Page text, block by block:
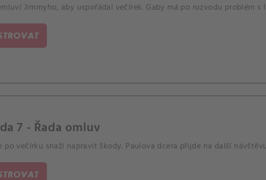
Jimmyho, aby uspořádal večírek. Gaby má po rozvodu problém s
7 - Řada omluv
po večírku snaží napravit škody. Paulova dcera přijde na další